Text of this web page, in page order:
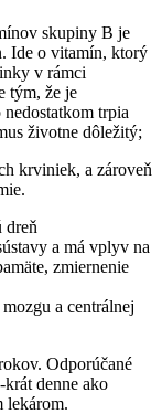
skupiny B je
Ide o vitamín, ktorý
v rámci
tým, že je
trpia
životne dôležitý;
krviniek, a zároveň
dreň
a má vplyv na
zmiernenie
a centrálnej
Odporúčané
denne ako
lekárom.